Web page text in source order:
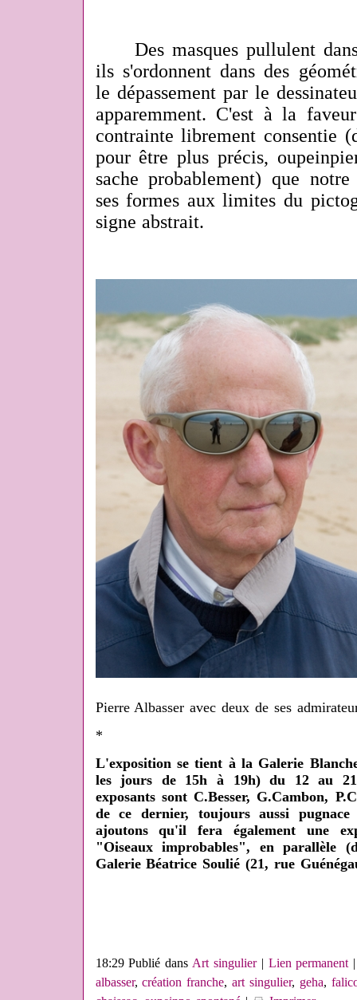
Des masques pullulent dans
ils s'ordonnent dans des
le dépassement par le
apparemment. C'est à la
contrainte librement consentie
pour être plus précis,
sache probablement) que
ses formes aux limites du
signe abstrait.
Pierre Albasser avec deux de ses
*
L'exposition se tient à la Galerie
les jours de 15h à 19h) du 12 au
exposants sont C.Besser, G.Cambon,
de ce dernier, toujours aussi
ajoutons qu'il fera également une
"Oiseaux improbables", en
Galerie Béatrice Soulié (21, rue
18:29 Publié dansArt singulier| Lien permanent
albasser,création franche,art singulier, geha,